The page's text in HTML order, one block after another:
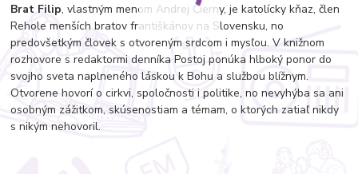
Brat Filip, vlastným menom Andrej Čierny, je katolícky kňaz, člen
Rehole menších bratov františkánov na Slovensku, no
predovšetkým človek s otvoreným srdcom i mysľou. V knižnom
rozhovore s redaktormi denníka Postoj ponúka hlboký ponor do
svojho sveta naplneného láskou k Bohu a službou blížnym.
Otvorene hovorí o cirkvi, spoločnosti i politike, no nevyhýba sa ani
osobným zážitkom, skúsenostiam a témam, o ktorých zatiaľ nikdy
s nikým nehovoril.